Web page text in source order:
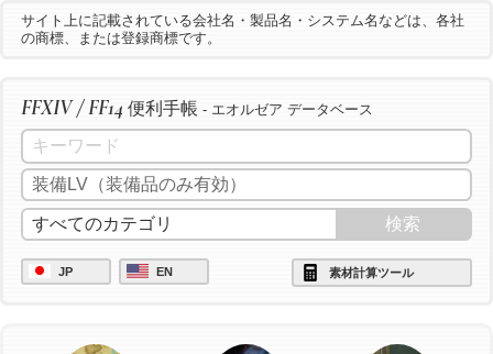
サイト上に記載されている会社名・製品名・システム名などは、各社
の商標、または登録商標です。
FFXIV / FF14 便利手帳 - エオルゼア データベース
JP EN 素材計算ツール